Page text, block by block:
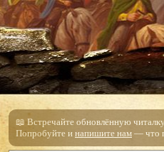
📖 Встречайте обновлённую
Попробуйте и напишите нам — что